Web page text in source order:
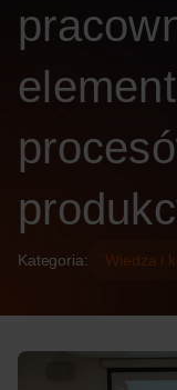
Kategoria: Wiedza i